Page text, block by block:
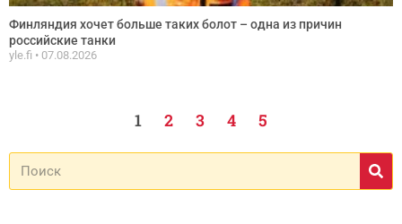
Финляндия хочет больше таких болот – одна из причин
российские танки
yle.fi 07.08.2026
1 2 3 4 5